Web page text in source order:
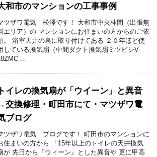
和市のマンションの工事事例
ツザワ電気 松澤です！ 大和市中央林間（出張無
エリア）の マンションにお住まいの方からのご依
。 浴室天井の裏に取り付けてある ２０年ほど使
している換気扇（中間ダクト換気扇ミツビシV-
...
トイレの換気扇が「ウイーン」と異音
交換修理・町田市にて・マツザワ電
ブログ
ツザワ電気 ブログです！ 町田市のマンションに
住まいの方から 「15年以上のトイレの天井換気
が 先日から『ウィーン』とした異音や 更に甲高